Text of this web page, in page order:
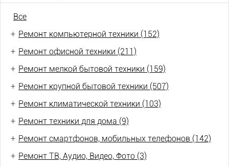
Все
+ Ремонт компьютерной техники (152)
+ Ремонт офисной техники (211)
+ Ремонт мелкой бытовой техники (159)
+ Ремонт крупной бытовой техники (507)
+ Ремонт климатической техники (103)
+ Ремонт техники для дома (9)
+ Ремонт смартфонов, мобильных телефонов (142)
+ Ремонт ТВ, Аудио, Видео, Фото (3)